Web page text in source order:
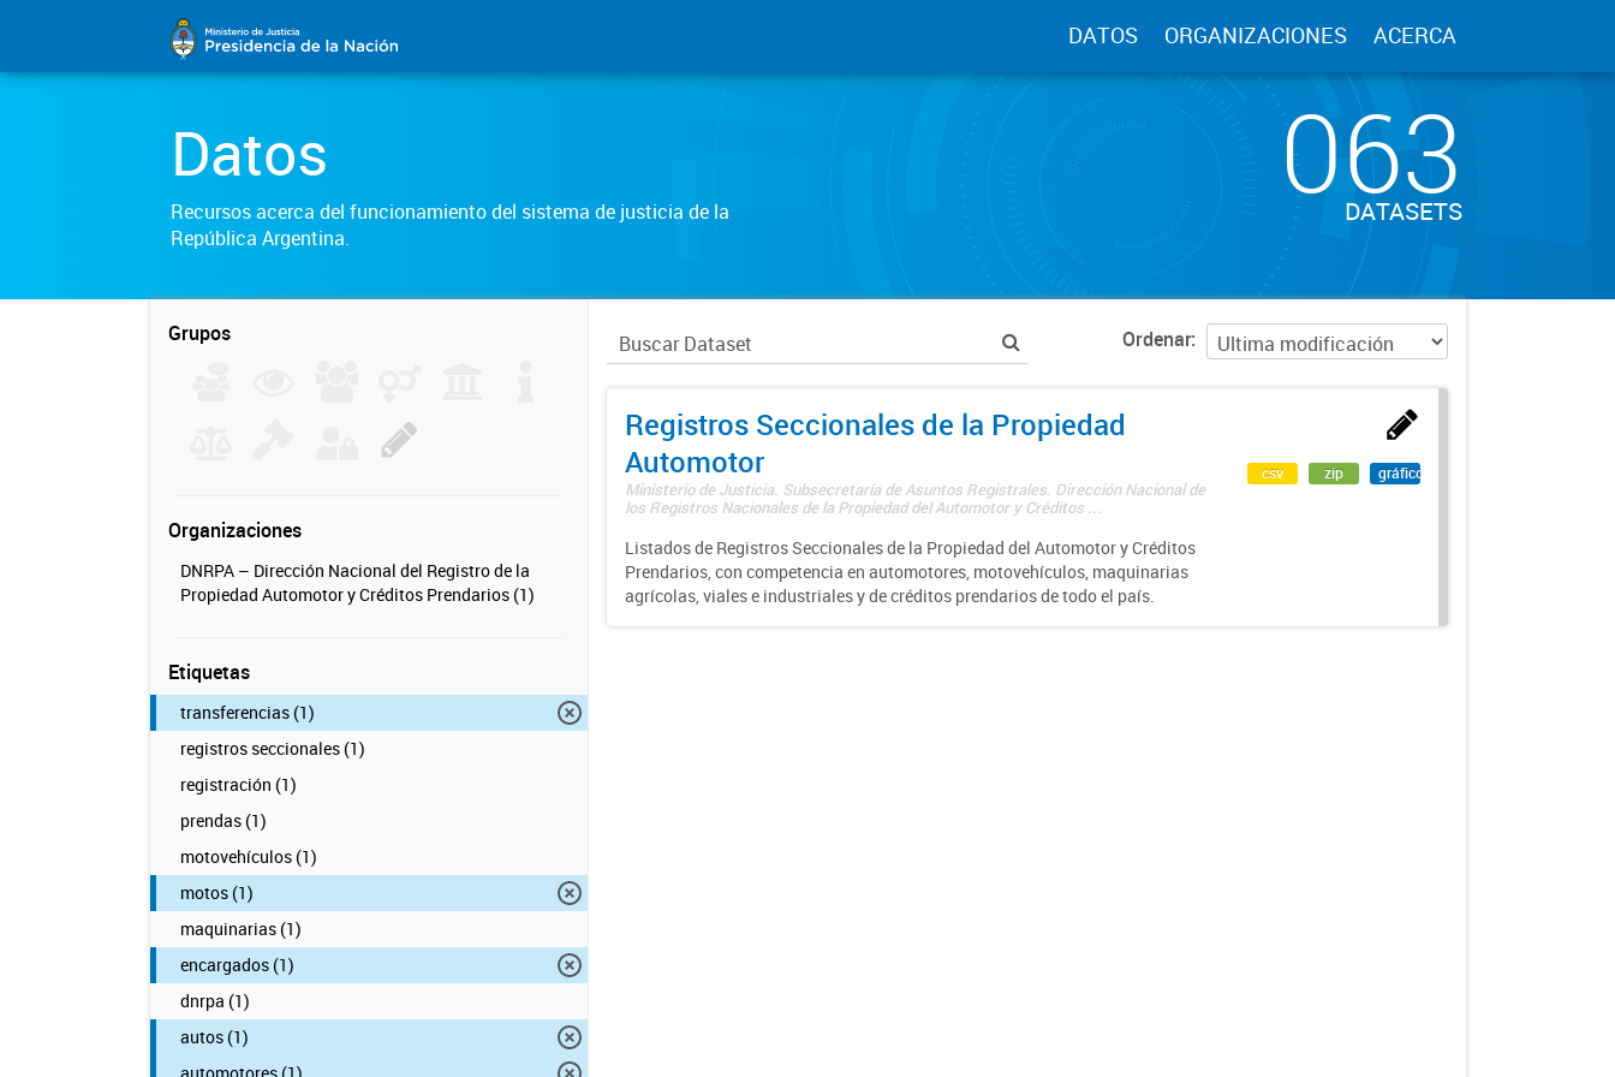
DATOS ORGANIZACIONES ACERCA
Datos
Recursos acerca del funcionamiento del sistema de justicia de la
República Argentina.
063
DATASETS
Grupos
Organizaciones
DNRPA – Dirección Nacional del Registro de la
Propiedad Automotor y Créditos Prendarios (1)
Etiquetas
transferencias (1)
registros seccionales (1)
registración (1)
prendas (1)
motovehículos (1)
motos (1)
maquinarias (1)
encargados (1)
dnrpa (1)
autos (1)
Ordenar
Registros Seccionales de la Propiedad
Automotor
Ministerio de Justicia. Subsecretaría de Asuntos Registrales. Dirección Nacional de
los Registros Nacionales de la Propiedad del Automotor y Créditos ...
Listados de Registros Seccionales de la Propiedad del Automotor y Créditos
Prendarios, con competencia en automotores, motovehículos, maquinarias
agrícolas, viales e industriales y de créditos prendarios de todo el país.
csv zip gráfico